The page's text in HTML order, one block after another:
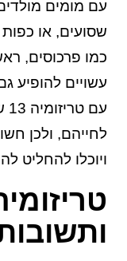
עם מומים
שסועים, או כפות
כמו פרכוסים,
עשויים להופיע
לחייהם, ולכן
ויוכלו להחליט